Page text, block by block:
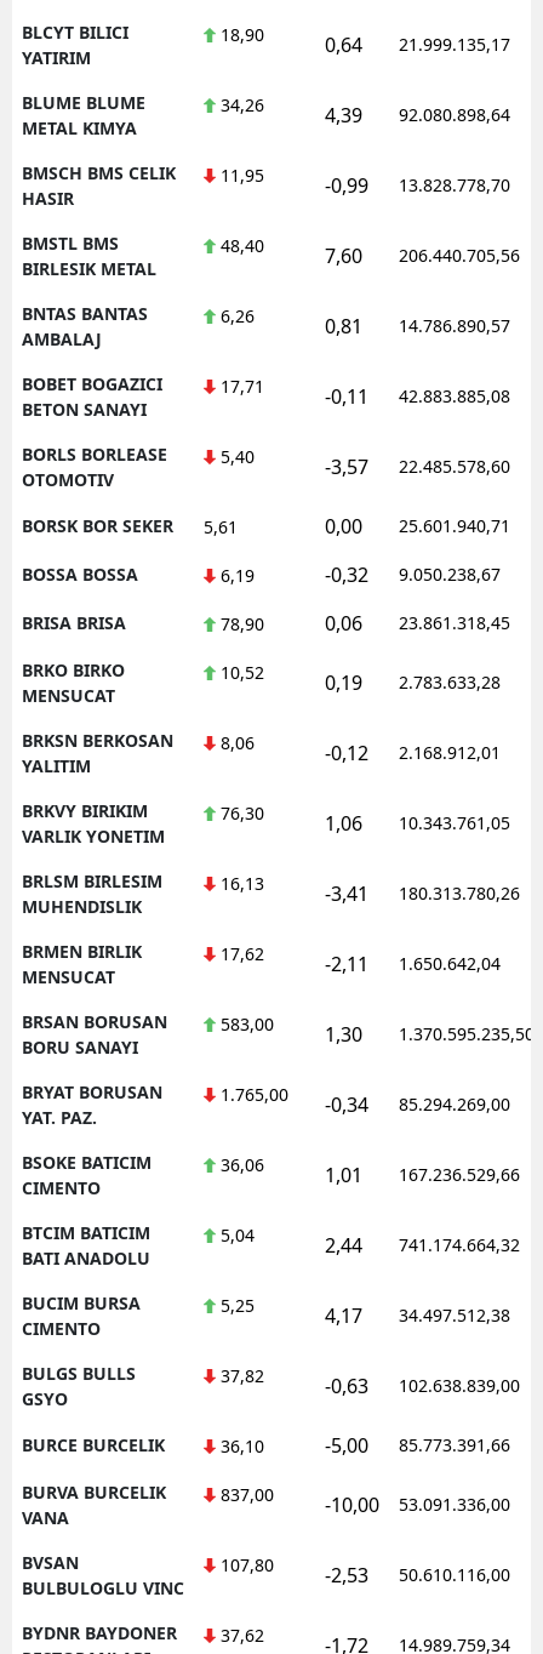
BLCYT BILICI
YATIRIM
18,90 0,64 21.999.135,17
BLUME BLUME
METAL KIMYA
34,26 4,39 92.080.898,64
BMSCH BMS CELIK
HASIR
11,95 -0,99 13.828.778,70
BMSTL BMS
BIRLESIK METAL
48,40 7,60 206.440.705,56
BNTAS BANTAS
AMBALAJ
6,26 0,81 14.786.890,57
BOBET BOGAZICI
BETON SANAYI
17,71 -0,11 42.883.885,08
BORLS BORLEASE
OTOMOTIV
5,40 -3,57 22.485.578,60
BORSK BOR SEKER 5,61 0,00 25.601.940,71
BOSSA BOSSA 6,19 -0,32 9.050.238,67
BRISA BRISA 78,90 0,06 23.861.318,45
BRKO BIRKO
MENSUCAT
10,52 0,19 2.783.633,28
BRKSN BERKOSAN
YALITIM
8,06 -0,12 2.168.912,01
BRKVY BIRIKIM
VARLIK YONETIM
76,30 1,06 10.343.761,05
BRLSM BIRLESIM
MUHENDISLIK
16,13 -3,41 180.313.780,26
BRMEN BIRLIK
MENSUCAT
17,62 -2,11 1.650.642,04
BRSAN BORUSAN
BORU SANAYI
583,00 1,30 1.370.595.235,50
BRYAT BORUSAN
YAT. PAZ.
1.765,00 -0,34 85.294.269,00
BSOKE BATICIM
CIMENTO
36,06 1,01 167.236.529,66
BTCIM BATICIM
BATI ANADOLU
5,04 2,44 741.174.664,32
BUCIM BURSA
CIMENTO
5,25 4,17 34.497.512,38
BULGS BULLS
GSYO
37,82 -0,63 102.638.839,00
BURCE BURCELIK 36,10 -5,00 85.773.391,66
BURVA BURCELIK
VANA
837,00 -10,00 53.091.336,00
BVSAN
BULBULOGLU VINC
107,80 -2,53 50.610.116,00
BYDNR BAYDONER
37,62 -1,72 14.989.759,34